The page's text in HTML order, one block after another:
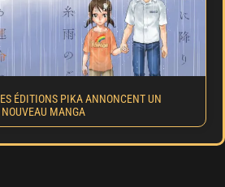
ÉDITIONS PIKA ANNONCENT UN
NOUVEAU MANGA